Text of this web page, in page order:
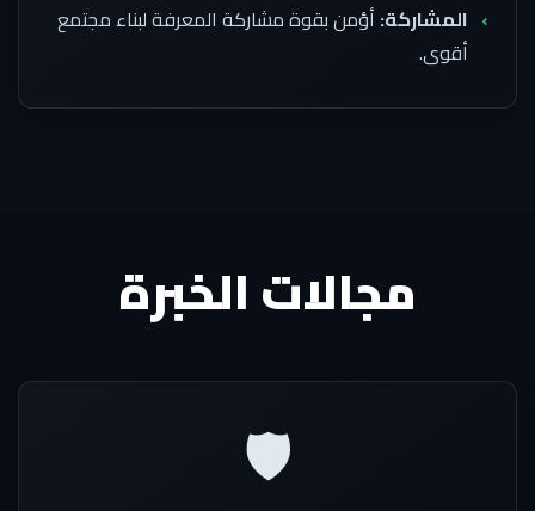
المشاركة: أؤمن بقوة مشاركة المعرفة لبناء مجتمع
أقوى.
مجالات الخبرة
🛡️